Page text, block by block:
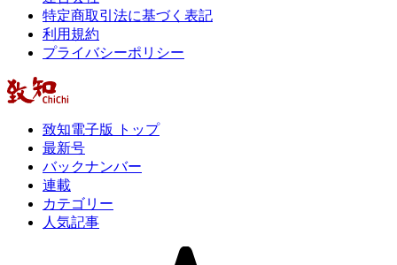
特定商取引法に基づく表記
利用規約
プライバシーポリシー
致知電子版 トップ
最新号
バックナンバー
連載
カテゴリー
人気記事